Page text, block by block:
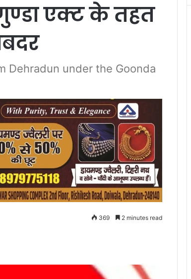
एक्ट के तहत
Dehradun under the Goonda
369 2 minutes read